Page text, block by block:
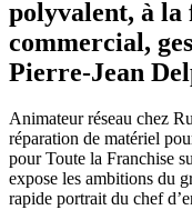
polyvalent, à la
commercial,
Pierre-Jean
Animateur réseau chez
réparation de matériel
pour Toute la Franchise
expose les ambitions du
rapide portrait du chef